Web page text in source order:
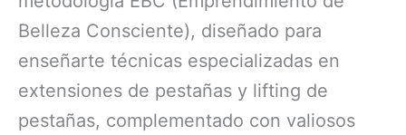
Belleza Consciente), diseñado para
enseñarte técnicas especializadas en
extensiones de pestañas y lifting de
pestañas, complementado con valiosos